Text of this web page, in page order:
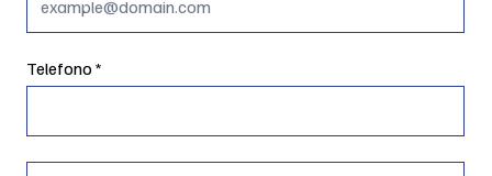
Telefono